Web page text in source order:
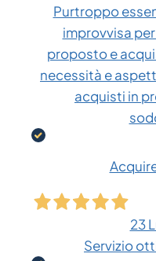
Purtroppo
improvvisa
proposto e
necessità e
acquisti in
23
Servizio